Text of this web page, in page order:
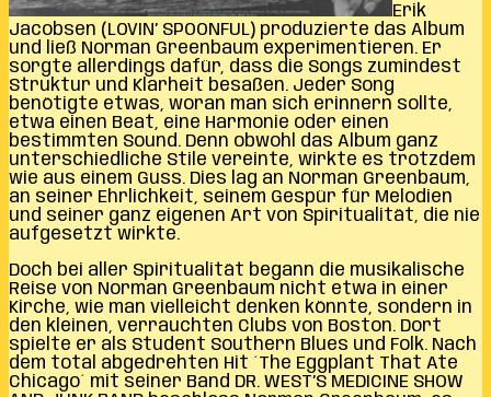
Erik
Jacobsen (LOVIN’ SPOONFUL) produzierte das Album
und ließ Norman Greenbaum experimentieren. Er
sorgte allerdings dafür, dass die Songs zumindest
Struktur und Klarheit besaßen. Jeder Song
benötigte etwas, woran man sich erinnern sollte,
etwa einen Beat, eine Harmonie oder einen
bestimmten Sound. Denn obwohl das Album ganz
unterschiedliche Stile vereinte, wirkte es trotzdem
wie aus einem Guss. Dies lag an Norman Greenbaum,
an seiner Ehrlichkeit, seinem Gespür für Melodien
und seiner ganz eigenen Art von Spiritualität, die nie
aufgesetzt wirkte.
Doch bei aller Spiritualität begann die musikalische
Reise von Norman Greenbaum nicht etwa in einer
Kirche, wie man vielleicht denken könnte, sondern in
den kleinen, verrauchten Clubs von Boston. Dort
spielte er als Student Southern Blues und Folk. Nach
dem total abgedrehten Hit ´The Eggplant That Ate
Chicago´ mit seiner Band DR. WEST’S MEDICINE SHOW